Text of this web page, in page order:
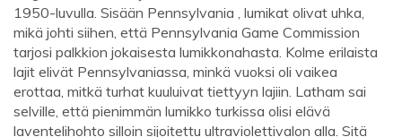
1950-luvulla. Sisään Pennsylvania , lumikat olivat uhka,
mikä johti siihen, että Pennsylvania Game Commission
tarjosi palkkion jokaisesta lumikkonahasta. Kolme erilaista
lajit elivät Pennsylvaniassa, minkä vuoksi oli vaikea
erottaa, mitkä turhat kuuluivat tiettyyn lajiin. Latham sai
selville, että pienimmän lumikko turkissa olisi elävä
laventelihohto silloin sijoitettu ultraviolettivalon alla. Sitä